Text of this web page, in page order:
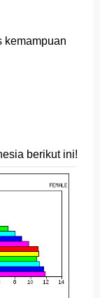
kemampuan
berikut ini!